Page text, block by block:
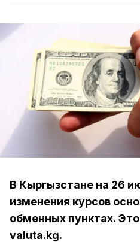
В Кыргызстане на 26
изменения курсов
обменных пунктах.
valuta.kg.